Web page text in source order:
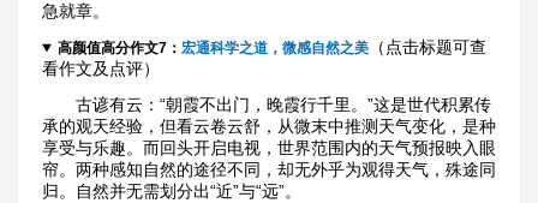
急就章。
高颜值高分作文7： 宏通科学之道，微感自然之美（点击标题可查
看作文及点评）
古谚有云：“朝霞不出门，晚霞行千里。”这是世代积累传
承的观天经验，但看云卷云舒，从微末中推测天气变化，是种
享受与乐趣。而回头开启电视，世界范围内的天气预报映入眼
帘。两种感知自然的途径不同，却无外乎为观得天气，殊途同
归。自然并无需划分出“近”与“远”。